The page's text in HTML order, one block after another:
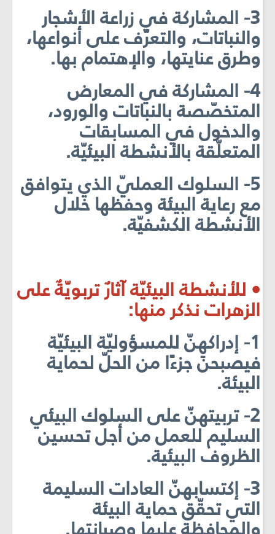
3- المشاركة في زراعة الأشجار
والنباتات، والتعرّف على أنواعها،
وطرق عنايتها، والإهتمام بها.
4- المشاركة في المعارض
المتخصّصة بالنباتات والورود،
والدخول في المسابقات
المتعلّقة بالأنشطة البيئيّة.
5- السلوك العمليّ الذي يتوافق
مع رعاية البيئة وحفظها خلال
الأنشطة الكشفيّة.
• للأنشطة البيئيّة آثارٌ تربويّةٌ على
الزهرات نذكر منها:
1- إدراكهنّ للمسؤوليّة البيئيّة
فيصبحنَ جزءًا من الحلّ لحماية
البيئة.
2- تربيتهنّ على السلوك البيئي
السليم للعمل من أجل تحسين
الظروف البيئية.
3- إكتسابهنّ العادات السليمة
التي تحقّق حماية البيئة